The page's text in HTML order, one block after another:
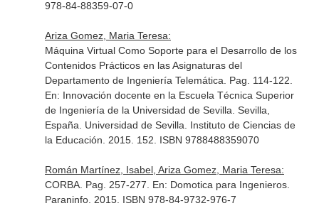
978-84-88359-07-0
Ariza Gomez, Maria Teresa:
Máquina Virtual Como Soporte para el Desarrollo de los
Contenidos Prácticos en las Asignaturas del
Departamento de Ingeniería Telemática. Pag. 114-122.
En: Innovación docente en la Escuela Técnica Superior
de Ingeniería de la Universidad de Sevilla . Sevilla,
España. Universidad de Sevilla. Instituto de Ciencias de
la Educación. 2015. 152. ISBN 9788488359070
Román Martínez, Isabel, Ariza Gomez, Maria Teresa:
CORBA. Pag. 257-277. En: Domotica para Ingenieros.
Paraninfo. 2015. ISBN 978-84-9732-976-7